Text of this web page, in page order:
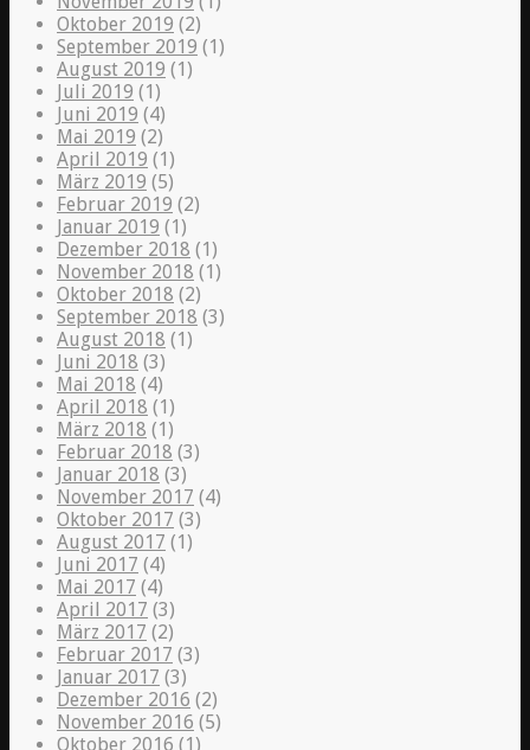
Oktober 2019 (2)
September 2019 (1)
August 2019 (1)
Juli 2019 (1)
Juni 2019 (4)
Mai 2019 (2)
April 2019 (1)
März 2019 (5)
Februar 2019 (2)
Januar 2019 (1)
Dezember 2018 (1)
November 2018 (1)
Oktober 2018 (2)
September 2018 (3)
August 2018 (1)
Juni 2018 (3)
Mai 2018 (4)
April 2018 (1)
März 2018 (1)
Februar 2018 (3)
Januar 2018 (3)
November 2017 (4)
Oktober 2017 (3)
August 2017 (1)
Juni 2017 (4)
Mai 2017 (4)
April 2017 (3)
März 2017 (2)
Februar 2017 (3)
Januar 2017 (3)
Dezember 2016 (2)
November 2016 (5)
Oktober 2016 (1)